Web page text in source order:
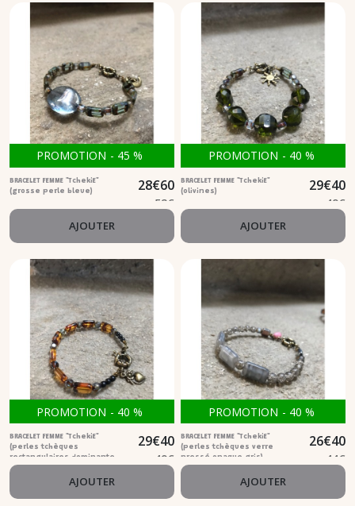
PROMOTION - 45 %
BRACELET FEMME "TchekiE"
(grosse perle bleue)
28€60
52€
AJOUTER
PROMOTION - 40 %
BRACELET FEMME "TchekiE"
(olivines)
29€40
49€
AJOUTER
PROMOTION - 40 %
BRACELET FEMME "TchekiE"
(perles tchèques
rectangulaires dominante
ambrée)
29€40
49€
AJOUTER
PROMOTION - 40 %
BRACELET FEMME "TchekiE"
(perles tchèques verre
pressé opaque gris)
26€40
44€
AJOUTER